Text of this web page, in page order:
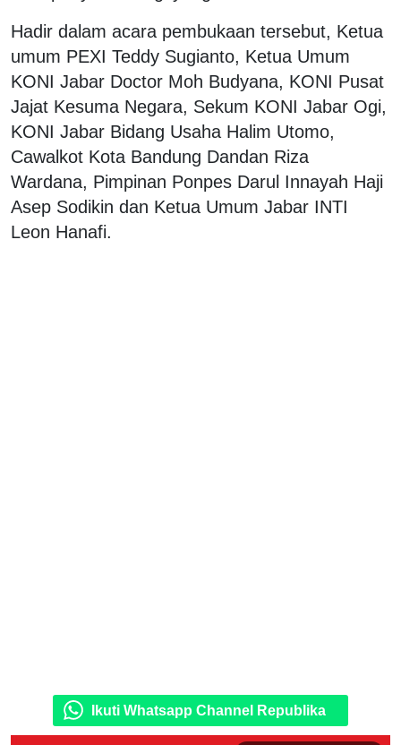
Hadir dalam acara pembukaan tersebut, Ketua
umum PEXI Teddy Sugianto, Ketua Umum
KONI Jabar Doctor Moh Budyana, KONI Pusat
Jajat Kesuma Negara, Sekum KONI Jabar Ogi,
KONI Jabar Bidang Usaha Halim Utomo,
Cawalkot Kota Bandung Dandan Riza
Wardana, Pimpinan Ponpes Darul Innayah Haji
Asep Sodikin dan Ketua Umum Jabar INTI
Leon Hanafi.
Ikuti Whatsapp Channel Republika